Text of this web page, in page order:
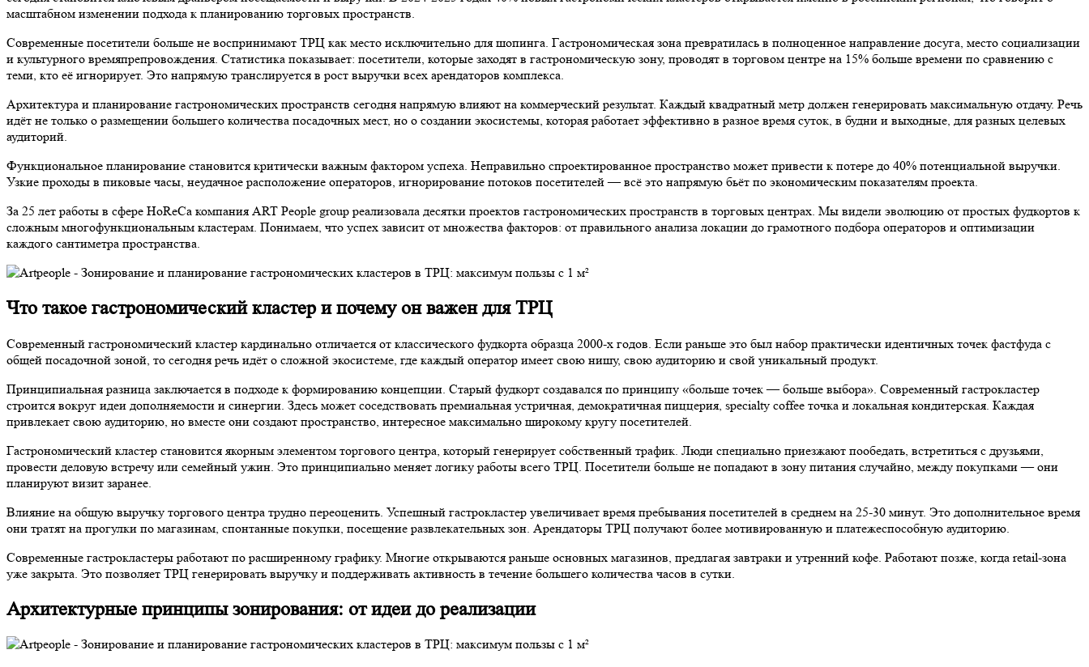
масштабном изменении подхода к планированию торговых пространств.
Современные посетители больше не воспринимают ТРЦ как место исключительно для шопинга. Гастрономическая зона превратилась в полноценное направление досуга, место социализации
и культурного времяпрепровождения. Статистика показывает: посетители, которые заходят в гастрономическую зону, проводят в торговом центре на 15% больше времени по сравнению с
теми, кто её игнорирует. Это напрямую транслируется в рост выручки всех арендаторов комплекса.
Архитектура и планирование гастрономических пространств сегодня напрямую влияют на коммерческий результат. Каждый квадратный метр должен генерировать максимальную отдачу. Речь
идёт не только о размещении большего количества посадочных мест, но о создании экосистемы, которая работает эффективно в разное время суток, в будни и выходные, для разных целевых
аудиторий.
Функциональное планирование становится критически важным фактором успеха. Неправильно спроектированное пространство может привести к потере до 40% потенциальной выручки.
Узкие проходы в пиковые часы, неудачное расположение операторов, игнорирование потоков посетителей — всё это напрямую бьёт по экономическим показателям проекта.
За 25 лет работы в сфере HoReCa компания ART People group реализовала десятки проектов гастрономических пространств в торговых центрах. Мы видели эволюцию от простых фудкортов к
сложным многофункциональным кластерам. Понимаем, что успех зависит от множества факторов: от правильного анализа локации до грамотного подбора операторов и оптимизации
каждого сантиметра пространства.
Что такое гастрономический кластер и почему он важен для ТРЦ
Современный гастрономический кластер кардинально отличается от классического фудкорта образца 2000-х годов. Если раньше это был набор практически идентичных точек фастфуда с
общей посадочной зоной, то сегодня речь идёт о сложной экосистеме, где каждый оператор имеет свою нишу, свою аудиторию и свой уникальный продукт.
Принципиальная разница заключается в подходе к формированию концепции. Старый фудкорт создавался по принципу «больше точек — больше выбора». Современный гастрокластер
строится вокруг идеи дополняемости и синергии. Здесь может соседствовать премиальная устричная, демократичная пиццерия, specialty coffee точка и локальная кондитерская. Каждая
привлекает свою аудиторию, но вместе они создают пространство, интересное максимально широкому кругу посетителей.
Гастрономический кластер становится якорным элементом торгового центра, который генерирует собственный трафик. Люди специально приезжают пообедать, встретиться с друзьями,
провести деловую встречу или семейный ужин. Это принципиально меняет логику работы всего ТРЦ. Посетители больше не попадают в зону питания случайно, между покупками — они
планируют визит заранее.
Влияние на общую выручку торгового центра трудно переоценить. Успешный гастрокластер увеличивает время пребывания посетителей в среднем на 25-30 минут. Это дополнительное время
они тратят на прогулки по магазинам, спонтанные покупки, посещение развлекательных зон. Арендаторы ТРЦ получают более мотивированную и платежеспособную аудиторию.
Современные гастрокластеры работают по расширенному графику. Многие открываются раньше основных магазинов, предлагая завтраки и утренний кофе. Работают позже, когда retail-зона
уже закрыта. Это позволяет ТРЦ генерировать выручку и поддерживать активность в течение большего количества часов в сутки.
Архитектурные принципы зонирования: от идеи до реализации